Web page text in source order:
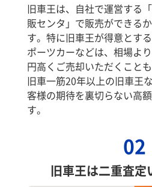
旧車王は、自社で運営する
販センタ」で販売ができる
す。特に旧車王が得意とす
ポーツカーなどは、相場よ
円高くご売却いただくこと
旧車一筋20年以上の旧車王
客様の期待を裏切らない高
す。
02
旧車王は二重査定